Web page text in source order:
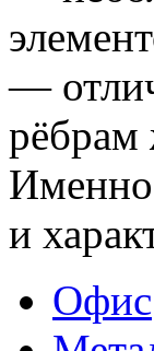
—
рёбрам
и
Офис